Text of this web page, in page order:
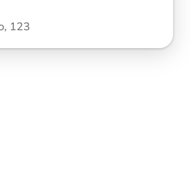
123